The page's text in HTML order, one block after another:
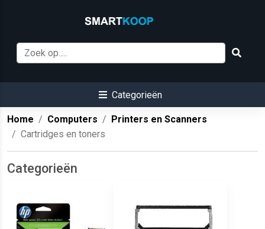
Categorieën
Home Computers
Printers en Scanners
Cartridges en toners
Categorieën